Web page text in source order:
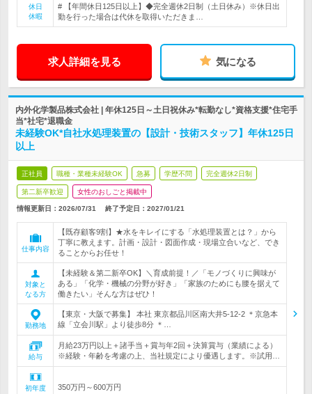
休日
休暇
# 【年間休日125日以上】◆完全週休2日制（土日休み）※休日出
勤を行った場合は代休を取得いただきま…
求人詳細を見る 気になる
内外化学製品株式会社 | 年休125日～土日祝休み*転勤なし*資格支援*住宅手
当*社宅*退職金
未経験OK*自社水処理装置の【設計・技術スタッフ】年休125日
以上
正社員 職種・業種未経験OK 急募 学歴不問 完全週休2日制
第二新卒歓迎 女性のおしごと掲載中
情報更新日：2026/07/31 終了予定日： 2027/01/21
仕事内容
【既存顧客9割】★水をキレイにする「水処理装置とは？」から
丁寧に教えます。計画・設計・図面作成・現場立合いなど、でき
ることからお任せ！
対象と
なる方
【未経験＆第二新卒OK】＼育成前提！／「モノづくりに興味が
ある」「化学・機械の分野が好き」「家族のためにも腰を据えて
働きたい」そんな方はぜひ！
勤務地
【東京・大阪で募集】 本社 東京都品川区南大井5-12-2 ＊京急本
線「立会川駅」より徒歩8分 ＊…
給与
月給23万円以上＋諸手当＋賞与年2回＋決算賞与（業績による）
※経験・年齢を考慮の上、当社規定により優遇します。※試用…
初年度
350万円～600万円